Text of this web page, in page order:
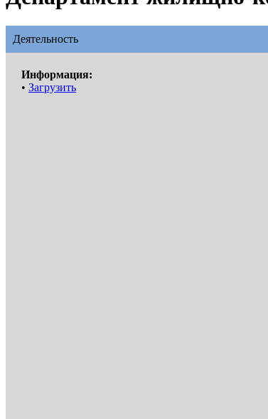
Деятельность
Информация:
• Загрузить